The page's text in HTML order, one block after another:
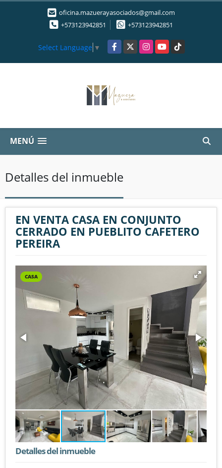
oficina.mazuerayasociados@gmail.com
+573123942851
+573123942851
Select Language ▼ Facebook
X InstagramYouTubeTikTok
MENÚ
Detalles del inmueble
EN VENTA CASA EN CONJUNTO
CERRADO EN PUEBLITO CAFETERO
PEREIRA
CASA
Detalles del inmueble